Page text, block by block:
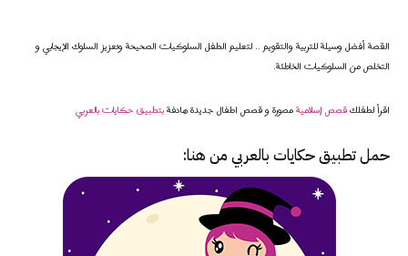
القصة أفضل وسيلة للتربية والتقويم .. لتعليم الطفل السلوكيات الصحيحة وتعزيز السلوك الإيجابي و
التخلص من السلوكيات الخاطئة.
اقرأ لطفلكقصص إسلاميةمصورة و قصص اطفال جديدة هادفةبتطبيق حكايات بالعربي
حمل تطبيقحكايات بالعربي من هنا: